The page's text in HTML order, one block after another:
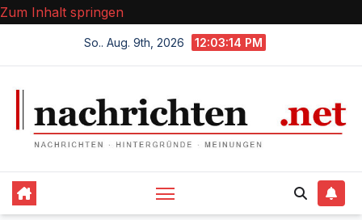
Zum Inhalt springen
So.. Aug. 9th, 2026 12:03:15 PM